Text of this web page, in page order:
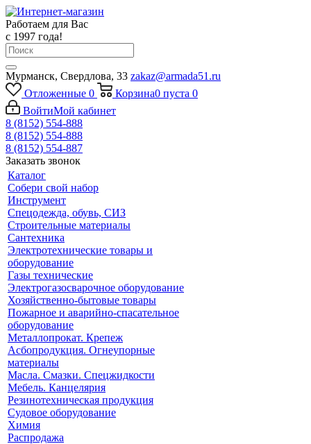
Работаем для Вас
с 1997 года!
Мурманск, Свердлова, 33 zakaz@armada51.ru
Отложенные 0 Корзина0 пуста 0
ВойтиМой кабинет
8 (8152) 554-888
8 (8152) 554-888
8 (8152) 554-887
Заказать звонок
Каталог
Собери свой набор
Инструмент
Спецодежда, обувь, СИЗ
Строительные материалы
Сантехника
Электротехнические товары и
оборудование
Газы технические
Электрогазосварочное оборудование
Хозяйственно-бытовые товары
Пожарное и аварийно-спасательное
оборудование
Металлопрокат. Крепеж
Асбопродукция. Огнеупорные
материалы
Масла. Смазки. Спецжидкости
Мебель. Канцелярия
Резинотехническая продукция
Судовое оборудование
Химия
Распродажа